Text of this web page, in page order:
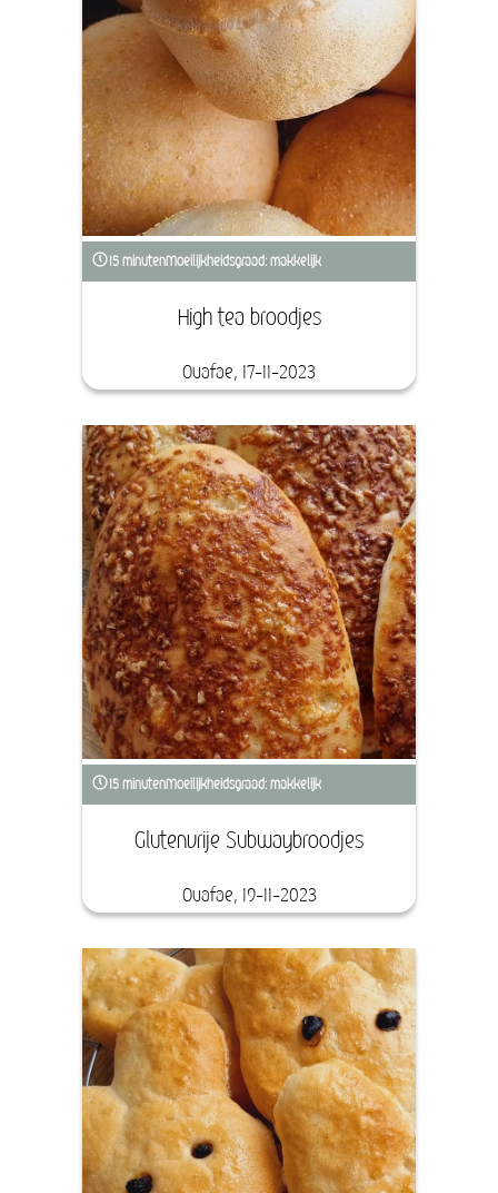
15 minutenMoeilijkheidsgraad: makkelijk
High tea broodjes
Ouafae, 17-11-2023
15 minutenMoeilijkheidsgraad: makkelijk
Glutenvrije Subwaybroodjes
Ouafae, 19-11-2023